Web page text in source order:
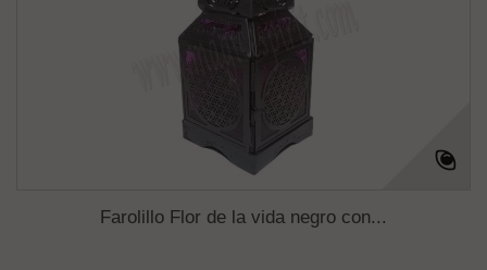
Farolillo Flor de la vida negro con...